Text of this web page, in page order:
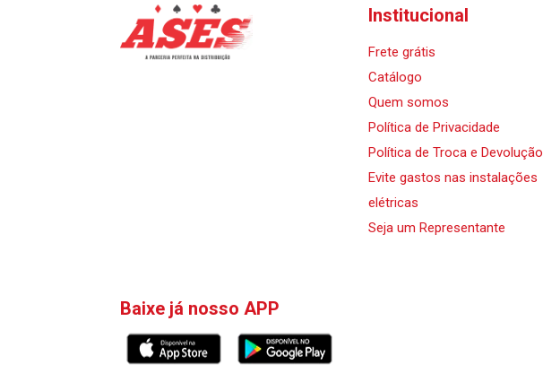
Institucional
Frete grátis
Catálogo
Quem somos
Política de Privacidade
Política de Troca e Devolução
Evite gastos nas instalações
elétricas
Seja um Representante
Baixe já nosso APP